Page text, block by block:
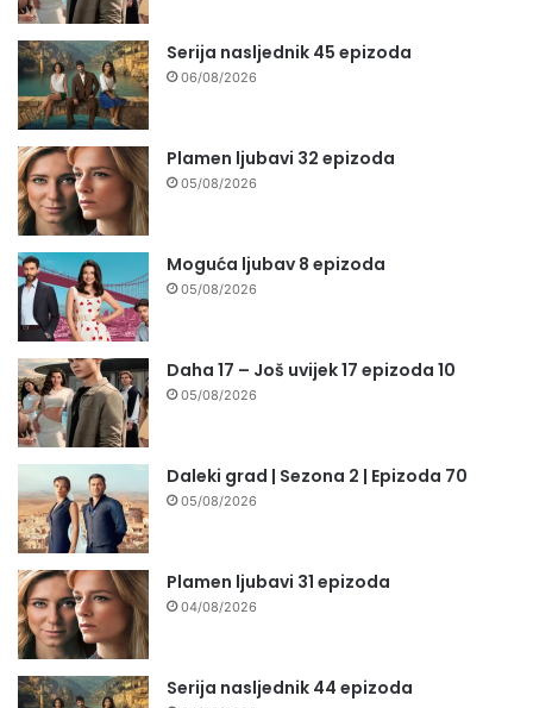
Serija nasljednik 45 epizoda
06/08/2026
Plamen ljubavi 32 epizoda
05/08/2026
Moguća ljubav 8 epizoda
05/08/2026
Daha 17 – Još uvijek 17 epizoda 10
05/08/2026
Daleki grad | Sezona 2 | Epizoda 70
05/08/2026
Plamen ljubavi 31 epizoda
04/08/2026
Serija nasljednik 44 epizoda